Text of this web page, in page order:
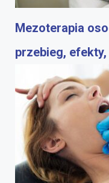
Mezoterapia
przebieg,